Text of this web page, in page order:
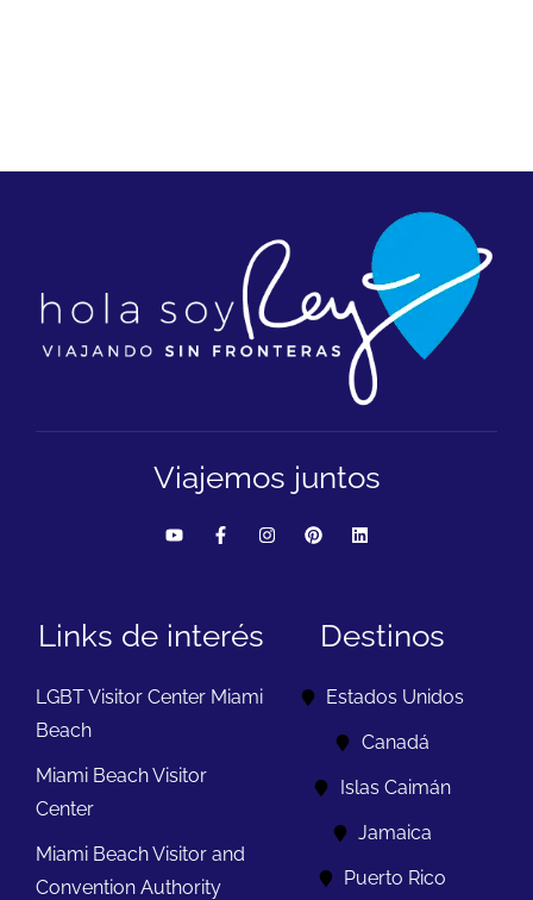
Viajemos juntos
Links de interés
LGBT Visitor Center Miami
Beach
Miami Beach Visitor
Center
Miami Beach Visitor and
Convention Authority
Destinos
Estados Unidos
Canadá
Islas Caimán
Jamaica
Puerto Rico